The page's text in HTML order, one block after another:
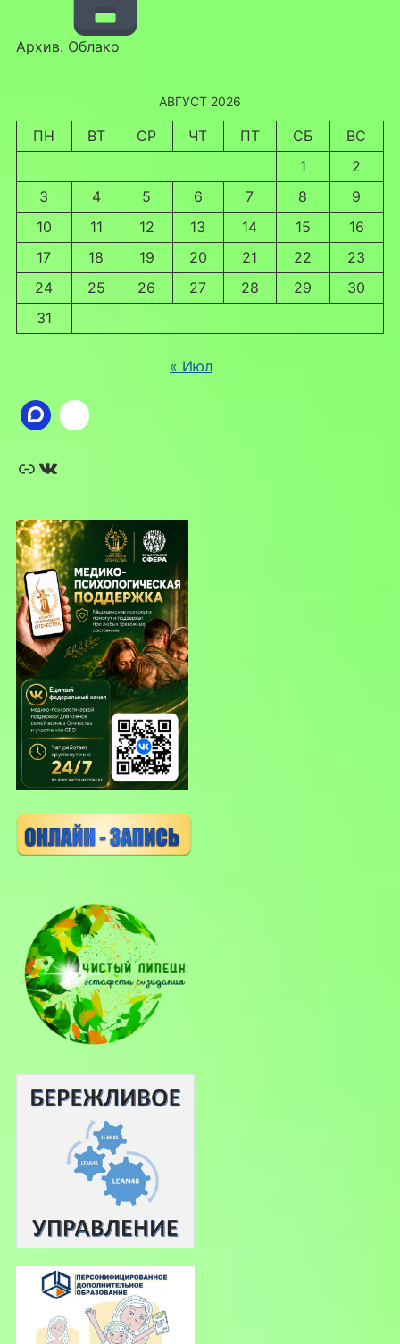
Архив. Облако
АВГУСТ 2026
ПН ВТ СР ЧТ ПТ СБ
ВС
1
2
3
4 5 6 7 8
9
10
11 12 13 14 15
16
17
18 19 20 21 22
23
24
25 26 27 28 29
30
31
« Июл